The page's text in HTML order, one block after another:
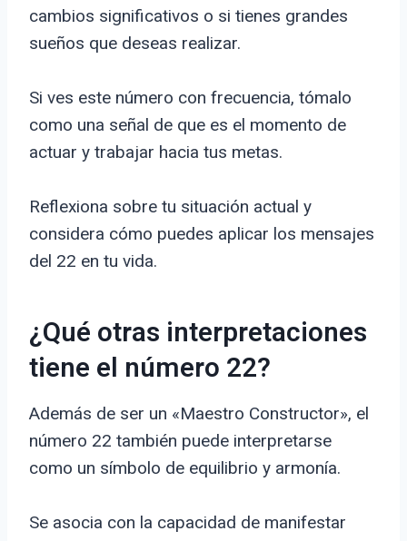
cambios significativos o si tienes grandes
sueños que deseas realizar.
Si ves este número con frecuencia, tómalo
como una señal de que es el momento de
actuar y trabajar hacia tus metas.
Reflexiona sobre tu situación actual y
considera cómo puedes aplicar los mensajes
del 22 en tu vida.
¿Qué otras interpretaciones
tiene el número 22?
Además de ser un «Maestro Constructor», el
número 22 también puede interpretarse
como un símbolo de equilibrio y armonía.
Se asocia con la capacidad de manifestar